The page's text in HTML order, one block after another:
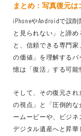
まとめ：写真復元
iPhoneやAndroidで誤
と見られない」と諦
と、信頼できる専門家
の価値」を理解する
憶は「復活」する可能
そして、その復元され
の視点」と「圧倒的な
ームービーや、ビジ
デジタル遺産へと昇華